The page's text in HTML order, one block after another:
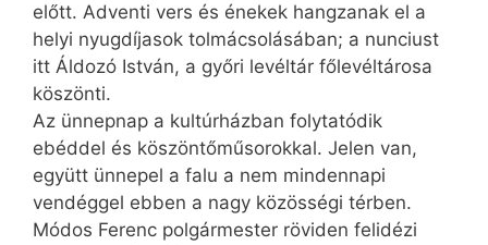
előtt. Adventi vers és énekek hangzanak el a
helyi nyugdíjasok tolmácsolásában; a nunciust
itt Áldozó István, a győri levéltár főlevéltárosa
köszönti.
Az ünnepnap a kultúrházban folytatódik
ebéddel és köszöntőműsorokkal. Jelen van,
együtt ünnepel a falu a nem mindennapi
vendéggel ebben a nagy közösségi térben.
Módos Ferenc polgármester röviden felidézi